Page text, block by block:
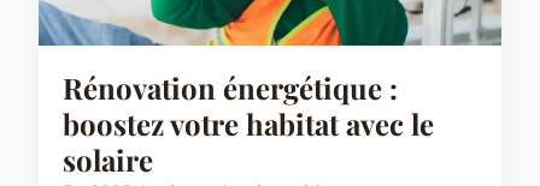
Rénovation énergétique :
boostez votre habitat avec le
solaire